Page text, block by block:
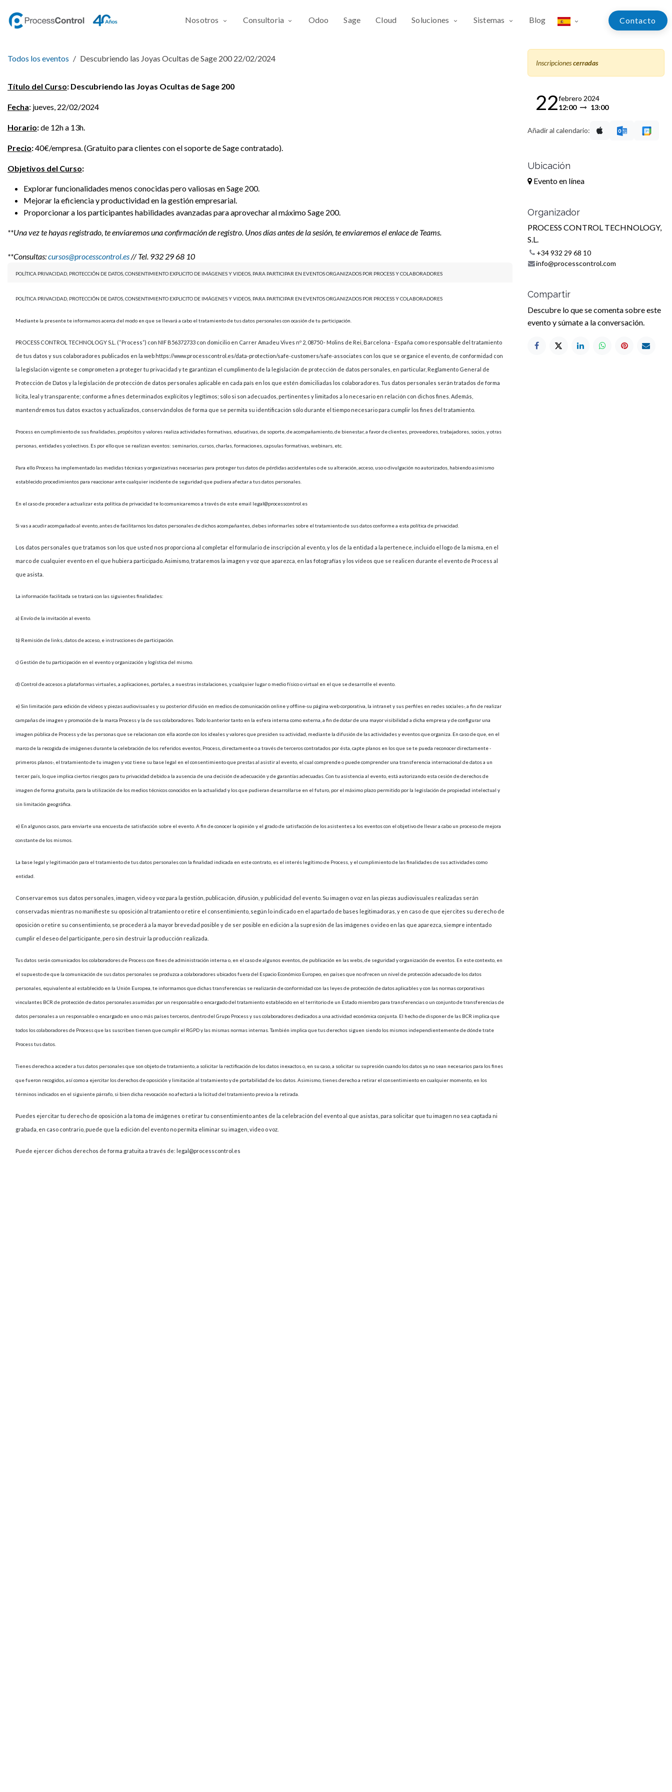
Nosotros
Consultoria Odoo Sage Cloud Soluciones Sistemas Blog Contac​​​​​​to
Todos los eventos Descubriendo las Joyas Ocultas de Sage 200 22/02/2024
Título del Curso: Descubriendo las Joyas Ocultas de Sage 200
Fecha: jueves, 22/02/2024
Horario:de 12h a 13h.
Precio:40€/empresa. (Gratuito para clientes con el soporte de Sage contratado).
Objetivos del Curso:
Explorar funcionalidades menos conocidas pero valiosas en Sage 200.
Mejorar la eficiencia y productividad en la gestión empresarial.
Proporcionar a los participantes habilidades avanzadas para aprovechar al máximo Sage 200.
**Una vez te hayas registrado, te enviaremos una confirmación de registro. Unos días antes de la sesión, te enviaremos el enlace de Teams.
**Consultas:cursos@processcontrol.es// Tel. 932 29 68 10
POLÍTICA PRIVACIDAD, PROTECCIÓN DE DATOS, CONSENTIMIENTO EXPLICITO DE IMÁGENES Y VIDEOS, PARA PARTICIPAR EN EVENTOS ORGANIZADOS POR PROCESS Y COLABORADORES
POLÍTICA PRIVACIDAD, PROTECCIÓN DE DATOS, CONSENTIMIENTO EXPLICITO DE IMÁGENES Y VIDEOS, PARA PARTICIPAR EN EVENTOS ORGANIZADOS POR PROCESS Y COLABORADORES
Mediante la presente te informamos acerca del modo en que se llevará a cabo el tratamiento de tus datos personales con ocasión de tu participación.
PROCESS CONTROL TECHNOLOGY S.L. (“Process”) con NIF B56372733 con domicilio en Carrer Amadeu Vives nº 2, 08750 - Molins de Rei, Barcelona - España como responsable del tratamiento
de tus datos y sus colaboradores publicados en la web https://www.processcontrol.es/data-protection/safe-customers/safe-associates con los que se organice el evento, de conformidad con
la legislación vigente se comprometen a proteger tu privacidad y te garantizan el cumplimento de la legislación de protección de datos personales, en particular, Reglamento General de
Protección de Datos y la legislación de protección de datos personales aplicable en cada país en los que estén domiciliadas los colaboradores. Tus datos personales serán tratados de forma
lícita, leal y transparente; conforme a fines determinados explícitos y legítimos; sólo si son adecuados, pertinentes y limitados a lo necesario en relación con dichos fines. Además,
mantendremos tus datos exactos y actualizados, conservándolos de forma que se permita su identificación sólo durante el tiempo necesario para cumplir los fines del tratamiento.
Process en cumplimiento de sus finalidades, propósitos y valores realiza actividades formativas, educativas, de soporte, de acompañamiento, de bienestar, a favor de clientes, proveedores, trabajadores, socios, y otras
personas, entidades y colectivos. Es por ello que se realizan eventos: seminarios, cursos, charlas, formaciones, capsulas formativas, webinars, etc.
Para ello Process ha implementado las medidas técnicas y organizativas necesarias para proteger tus datos de pérdidas accidentales o de su alteración, acceso, uso o divulgación no autorizados, habiendo asimismo
establecido procedimientos para reaccionar ante cualquier incidente de seguridad que pudiera afectar a tus datos personales.
En el caso de proceder a actualizar esta política de privacidad te lo comunicaremos a través de este email legal@processcontrol.es
Si vas a acudir acompañado al evento, antes de facilitarnos los datos personales de dichos acompañantes, debes informarles sobre el tratamiento de sus datos conforme a esta política de privacidad.
Los datos personales que tratamos son los que usted nos proporciona al completar el formulario de inscripción al evento, y los de la entidad a la pertenece, incluido el logo de la misma, en el
marco de cualquier evento en el que hubiera participado. Asimismo, trataremos la imagen y voz que aparezca, en las fotografías y los vídeos que se realicen durante el evento de Process al
que asista.
La información facilitada se tratará con las siguientes finalidades:
a) Envío de la invitación al evento.
b) Remisión de links, datos de acceso, e instrucciones de participación.
c) Gestión de tu participación en el evento y organización y logística del mismo.
d) Control de accesos a plataformas virtuales, a aplicaciones, portales, a nuestras instalaciones, y cualquier lugar o medio físico o virtual en el que se desarrolle el evento.
e) Sin limitación para edición de vídeos y piezas audiovisuales y su posterior difusión en medios de comunicación online y offline-su página web corporativa, la intranet y sus perfiles en redes sociales-, a fin de realizar
campañas de imagen y promoción de la marca Process y la de sus colaboradores. Todo lo anterior tanto en la esfera interna como externa, a fin de dotar de una mayor visibilidad a dicha empresa y de configurar una
imagen pública de Process y de las personas que se relacionan con ella acorde con los ideales y valores que presiden su actividad, mediante la difusión de las actividades y eventos que organiza. En caso de que, en el
marco de la recogida de imágenes durante la celebración de los referidos eventos, Process, directamente o a través de terceros contratados por ésta, capte planos en los que se te pueda reconocer directamente -
primeros planos-, el tratamiento de tu imagen y voz tiene su base legal en el consentimiento que prestas al asistir al evento, el cual comprende o puede comprender una transferencia internacional de datos a un
tercer país, lo que implica ciertos riesgos para tu privacidad debido a la ausencia de una decisión de adecuación y de garantías adecuadas. Con tu asistencia al evento, está autorizando esta cesión de derechos de
imagen de forma gratuita, para la utilización de los medios técnicos conocidos en la actualidad y los que pudieran desarrollarse en el futuro, por el máximo plazo permitido por la legislación de propiedad intelectual y
sin limitación geográfica.
e) En algunos casos, para enviarte una encuesta de satisfacción sobre el evento. A fin de conocer la opinión y el grado de satisfacción de los asistentes a los eventos con el objetivo de llevar a cabo un proceso de mejora
constante de los mismos.
La base legal y legitimación para el tratamiento de tus datos personales con la finalidad indicada en este contrato, es el interés legítimo de Process, y el cumplimiento de las finalidades de sus actividades como
entidad.
Conservaremos sus datos personales, imagen, video y voz para la gestión, publicación, difusión, y publicidad del evento. Su imagen o voz en las piezas audiovisuales realizadas serán
conservadas mientras no manifieste su oposición al tratamiento o retire el consentimiento, según lo indicado en el apartado de bases legitimadoras, y en caso de que ejercites su derecho de
oposición o retire su consentimiento, se procederá a la mayor brevedad posible y de ser posible en edición a la supresión de las imágenes o video en las que aparezca, siempre intentado
cumplir el deseo del participante, pero sin destruir la producción realizada.
Tus datos serán comunicados los colaboradores de Process con fines de administración interna o, en el caso de algunos eventos, de publicación en las webs, de seguridad y organización de eventos. En este contexto, en
el supuesto de que la comunicación de sus datos personales se produzca a colaboradores ubicados fuera del Espacio Económico Europeo, en países que no ofrecen un nivel de protección adecuado de los datos
personales, equivalente al establecido en la Unión Europea, te informamos que dichas transferencias se realizarán de conformidad con las leyes de protección de datos aplicables y con las normas corporativas
vinculantes BCR de protección de datos personales asumidas por un responsable o encargado del tratamiento establecido en el territorio de un Estado miembro para transferencias o un conjunto de transferencias de
datos personales a un responsable o encargado en uno o más países terceros, dentro del Grupo Process y sus colaboradores dedicados a una actividad económica conjunta. El hecho de disponer de las BCR implica que
todos los colaboradores de Process que las suscriben tienen que cumplir el RGPD y las mismas normas internas. También implica que tus derechos siguen siendo los mismos independientemente de dónde trate
Process tus datos.
Tienes derecho a acceder a tus datos personales que son objeto de tratamiento, a solicitar la rectificación de los datos inexactos o, en su caso, a solicitar su supresión cuando los datos ya no sean necesarios para los fines
que fueron recogidos, así como a ejercitar los derechos de oposición y limitación al tratamiento y de portabilidad de los datos. Asimismo, tienes derecho a retirar el consentimiento en cualquier momento, en los
términos indicados en el siguiente párrafo, si bien dicha revocación no afectará a la licitud del tratamiento previo a la retirada.
Puedes ejercitar tu derecho de oposición a la toma de imágenes o retirar tu consentimiento antes de la celebración del evento al que asistas, para solicitar que tu imagen no sea captada ni
grabada, en caso contrario, puede que la edición del evento no permita eliminar su imagen, video o voz.
Puede ejercer dichos derechos de forma gratuita a través de: legal@processcontrol.es
Inscripcionescerradas
22febrero 2024
12:00
13:00
Añadir al calendario:
Ubicación
Evento en línea
Organizador
PROCESS CONTROL TECHNOLOGY,
S.L.
+34 932 29 68 10
info@processcontrol.com
Compartir
Descubre lo que se comenta sobre este
evento y súmate a la conversación.